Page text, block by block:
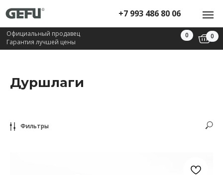
+7 993 486 80 06
Официальный продавец
Гарантия лучшей цены
0 0
Дуршлаги
Фильтры